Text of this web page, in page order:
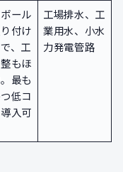
ール
付け
、工
もほ
最も
低コ
入可
工場排水、工
業用水、小水
力発電管路